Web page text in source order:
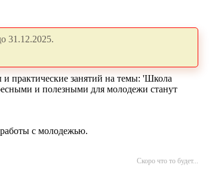
31.12.2025.
практические занятий на темы: 'Школа
и полезными для молодежи станут
с молодежью.
Скоро что то будет...